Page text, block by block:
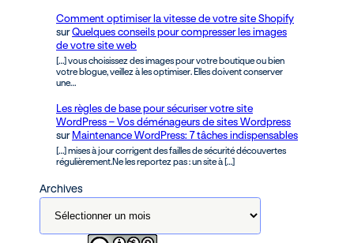
Comment optimiser la vitesse de votre site Shopify
surQuelques conseils pour compresser les images
de votre site web
[…] vous choisissez des images pour votre boutique ou bien
votre blogue, veillez à les optimiser. Elles doivent conserver
une…
Les règles de base pour sécuriser votre site
WordPress – Vos déménageurs de sites Wordpress
sur Maintenance WordPress: 7 tâches indispensables
[…] mises à jour corrigent des failles de sécurité découvertes
régulièrement.Ne les reportez pas : un site à […]
Archives